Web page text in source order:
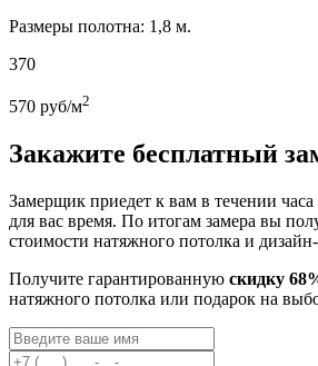
Размеры полотна: 1,8 м.
370
570 руб/м2
Закажите бесплатный
Замерщик приедет к вам в течении
для вас время. По итогам замера вы
стоимости натяжного потолка и
Получите гарантированную скидку
натяжного потолка или подарок на